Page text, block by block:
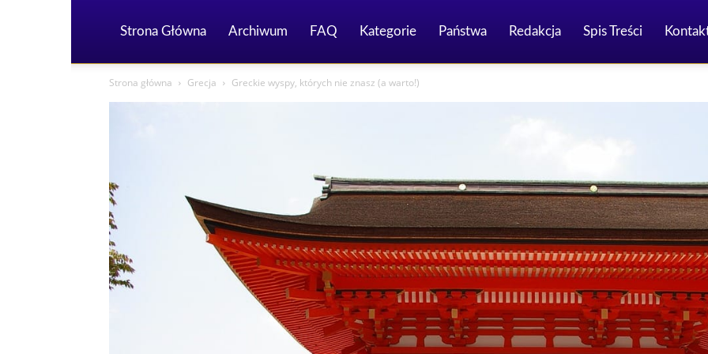
Strona Główna Archiwum FAQ Kategorie Państwa Redakcja Spis Treści
Strona główna Grecja Greckie wyspy, których nie znasz (a warto!)